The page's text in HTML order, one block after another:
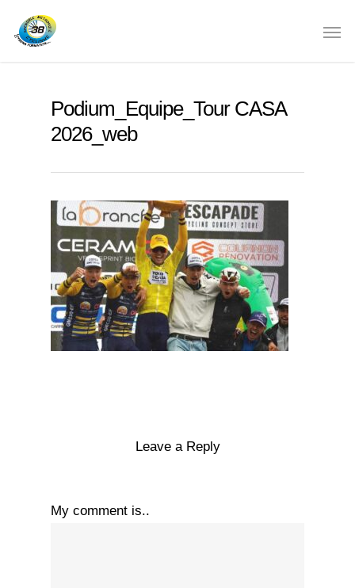
Podium_Equipe_Tour CASA
2026_web
Leave a Reply
My comment is..